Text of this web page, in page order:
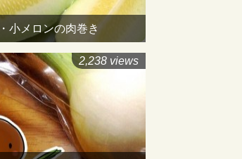
小メロンの肉巻き
2,238 views